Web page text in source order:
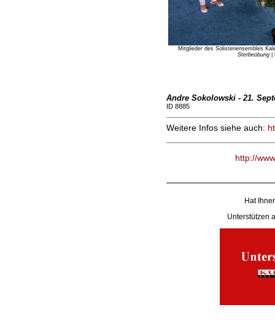
Mitglieder des Solistenensembles
Sterbeübung|
Andre Sokolowski - 21.
ID 8885
Weitere Infos siehe auch:
http://
Hat
Unterstützen